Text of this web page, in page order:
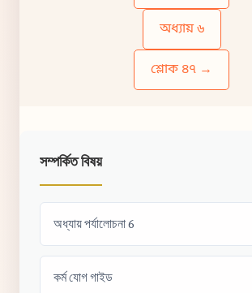
অধ্যায় ৬
শ্লোক ৪৭ →
সম্পর্কিত বিষয়
অধ্যায় পর্যালোচনা 6
কর্ম যোগ গাইড